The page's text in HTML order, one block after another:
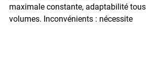
maximale constante, adaptabilité tous
volumes. Inconvénients : nécessite